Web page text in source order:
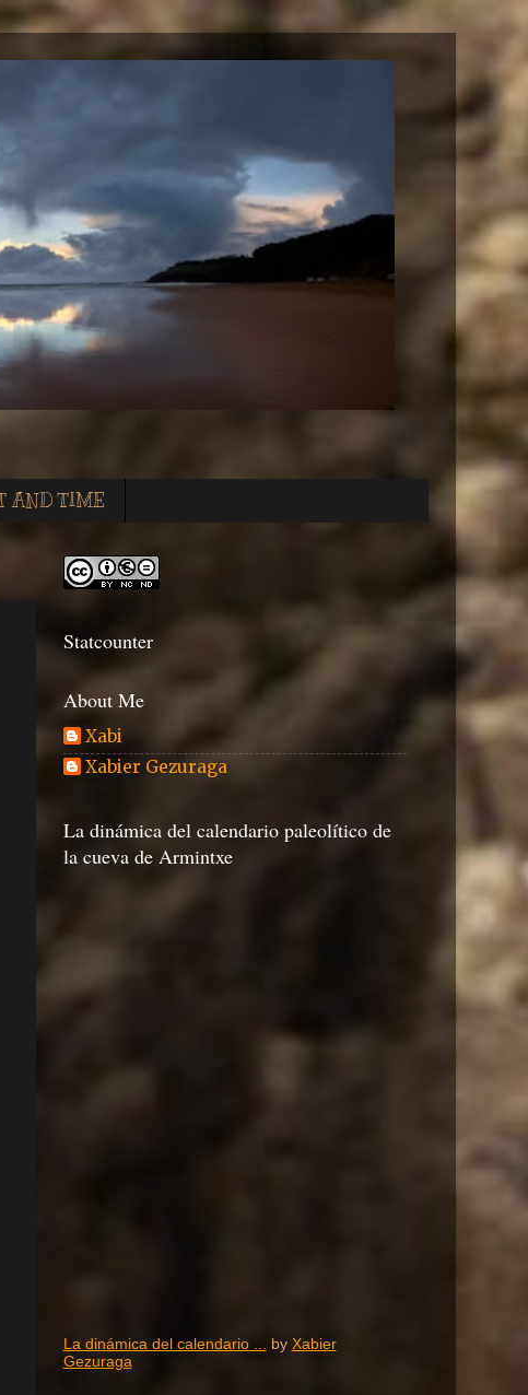
AND TIME
Statcounter
About Me
Xabi
Xabier Gezuraga
La dinámica del calendario paleolítico de
la cueva de Armintxe
La dinámica del calendario ... by Xabier
Gezuraga